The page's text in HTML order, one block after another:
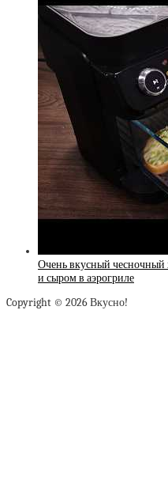
Очень вкусный чесночный
и сыром в аэрогриле
Copyright © 2026 Вкусно!